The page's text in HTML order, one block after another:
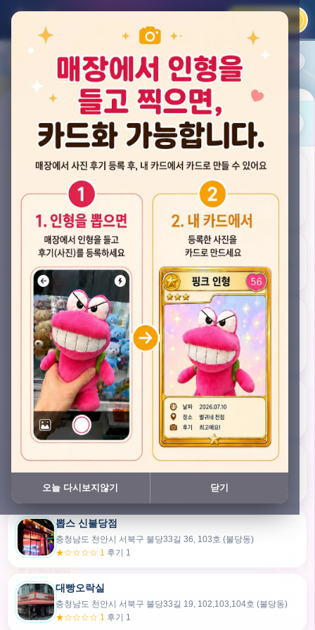
카카오 로그인
평점순 내 주변 즐겨찾기
뽑스 천안 불당점
★★★★☆ 4.2 후기 33
게임플렉스 불당동점
★★★☆☆ 2.5 후기 4
뽑기랜드
★★★★★ 4.7후기 47
픽스팟 불당점
충청남도 천안시 서북구 불당33길 47, 106호 (불당동)
★☆☆☆☆ 1 후기 1
쿠보 신불당점
충청남도 천안시 서북구 불당33길 35, 105호 (불당동)
★★★☆☆ 2.5후기 2
뽑스 신불당점
충청남도 천안시 서북구 불당33길 36, 103호 (불당동)
★☆☆☆☆ 1 후기 1
대빵오락실
충청남도 천안시 서북구 불당33길 19, 102,103,104호 (불당동)
★☆☆☆☆ 1 후기 1
30m
내위치
💬 카톡대화방
오늘 다시보지않기 닫기